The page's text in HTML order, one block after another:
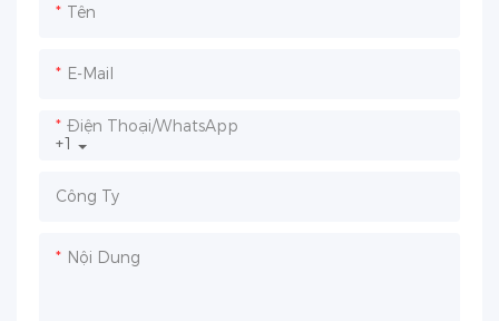
Tên
E-Mail
+1
Điện Thoại/WhatsApp
Công Ty
Nội Dung